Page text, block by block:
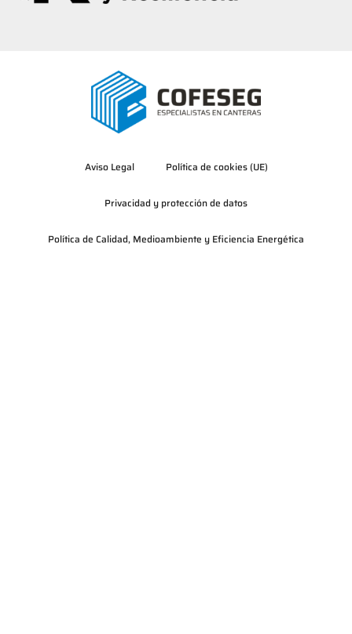
Aviso Legal Política de cookies (UE)
Privacidad y protección de datos
Política de Calidad, Medioambiente y Eficiencia Energética